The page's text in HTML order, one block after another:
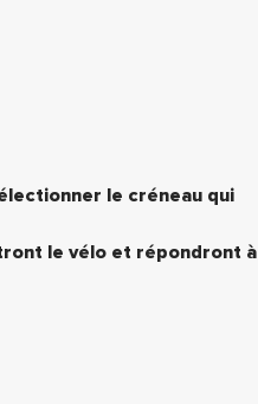
le créneau qui
le vélo et répondront à